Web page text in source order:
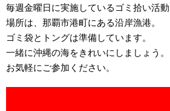
毎週金曜日に実施しているゴミ拾い活動
場所は、那覇市港町にある沿岸漁港。
ゴミ袋とトングは準備しています。
一緒に沖縄の海をきれいにしましょう。
お気軽にご参加ください。